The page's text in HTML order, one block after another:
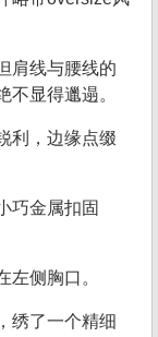
肩线与腰线的
显得邋遢。
利，边缘点缀
巧金属扣固
左侧胸口。
绣了一个精细